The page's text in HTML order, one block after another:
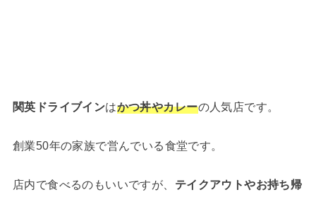
関英ドライブインはかつ丼やカレーの人気店です。
創業50年の家族で営んでいる食堂です。
店内で食べるのもいいですが、 テイクアウトやお持ち帰